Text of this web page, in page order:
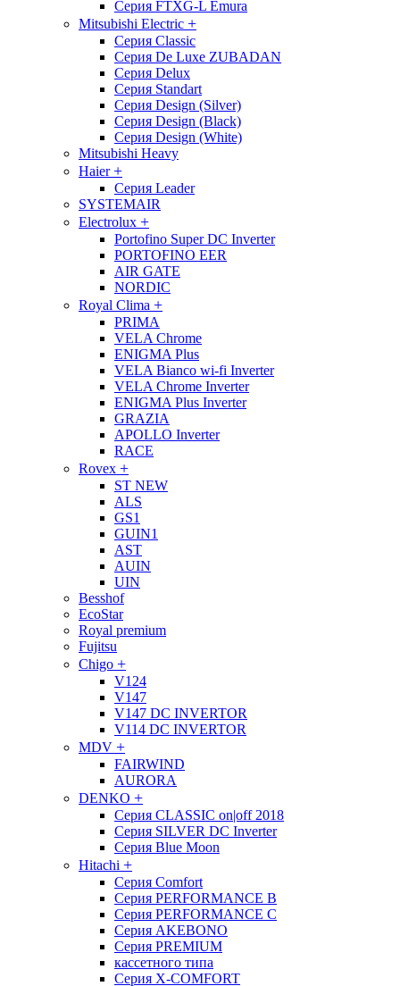
Серия FTXG-L Emura
Mitsubishi Electric +
Серия Classic
Серия De Luxe ZUBADAN
Серия Delux
Серия Standart
Серия Design (Silver)
Серия Design (Black)
Серия Design (White)
Mitsubishi Heavy
Haier+
Серия Leader
SYSTEMAIR
Electrolux +
Portofino Super DC Inverter
PORTOFINO EER
AIR GATE
NORDIC
Royal Clima +
PRIMA
VELA Chrome
ENIGMA Plus
VELA Bianco wi-fi Inverter
VELA Chrome Inverter
ENIGMA Plus Inverter
GRAZIA
APOLLO Inverter
RACE
Rovex +
ST NEW
ALS
GS1
GUIN1
AST
AUIN
UIN
Besshof
EcoStar
Royal premium
Fujitsu
Chigo +
V124
V147
V147 DC INVERTOR
V114 DC INVERTOR
MDV +
FAIRWIND
AURORA
DENKO +
Серия CLASSIC on|off 2018
Серия SILVER DC Inverter
Серия Blue Moon
Hitachi +
Cерия Comfort
Cерия PERFORMANCE B
Cерия PERFORMANCE С
Cерия AKEBONO
Cерия PREMIUM
кассетного типа
Cерия X-COMFORT